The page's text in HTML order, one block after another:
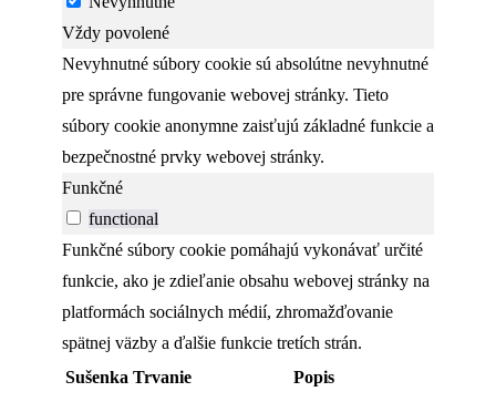
Vždy povolené
Nevyhnutné súbory cookie sú absolútne nevyhnutné
pre správne fungovanie webovej stránky. Tieto
súbory cookie anonymne zaisťujú základné funkcie a
bezpečnostné prvky webovej stránky.
Funkčné
functional
Funkčné súbory cookie pomáhajú vykonávať určité
funkcie, ako je zdieľanie obsahu webovej stránky na
platformách sociálnych médií, zhromažďovanie
spätnej väzby a ďalšie funkcie tretích strán.
Sušenka Trvanie Popis